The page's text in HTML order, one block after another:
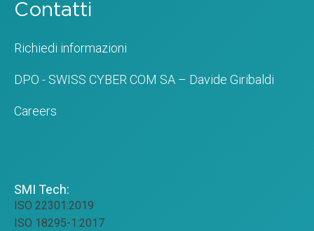
Contatti
Richiedi informazioni
DPO - SWISS CYBER COM SA – Davide Giribaldi
Careers
SMI Tech:
ISO 22301:2019
ISO 18295-1:2017